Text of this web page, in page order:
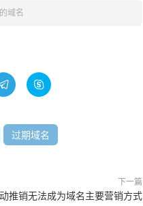
域名

过期域名
下一篇
推销无法成为域名主要营销方式